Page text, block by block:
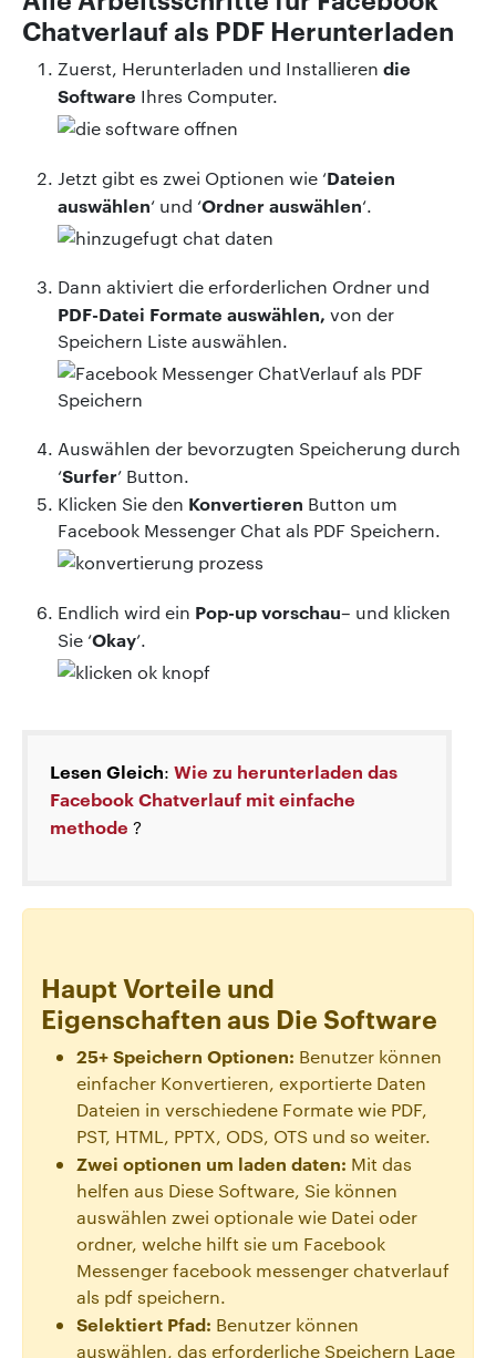
Chatverlauf als PDF Herunterladen
Zuerst, Herunterladen und Installieren die
Software Ihres Computer.
Jetzt gibt es zwei Optionen wie ‘Dateien
auswählen‘ und ‘Ordner auswählen‘.
Dann aktiviert die erforderlichen Ordner und
PDF-Datei Formate auswählen, von der
Speichern Liste auswählen.
Auswählen der bevorzugten Speicherung durch
‘Surfer’ Button.
Klicken Sie den Konvertieren Button um
Facebook Messenger Chat als PDF Speichern.
Endlich wird ein Pop-up vorschau– und klicken
Sie ‘Okay’.
Lesen Gleich: Wie zu herunterladen das
Facebook Chatverlauf mit einfache
methode ?
Haupt Vorteile und
Eigenschaften aus Die Software
25+ Speichern Optionen: Benutzer können
einfacher Konvertieren, exportierte Daten
Dateien in verschiedene Formate wie PDF,
PST, HTML, PPTX, ODS, OTS und so weiter.
Zwei optionen um laden daten: Mit das
helfen aus Diese Software, Sie können
auswählen zwei optionale wie Datei oder
ordner, welche hilft sie um Facebook
Messenger facebook messenger chatverlauf
als pdf speichern.
Selektiert Pfad: Benutzer können
auswählen, das erforderliche Speichern Lage